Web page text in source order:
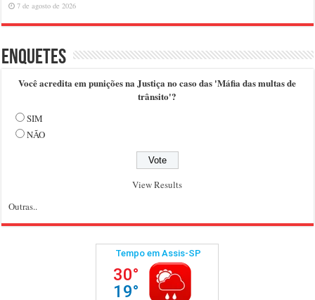
7 de agosto de 2026
Enquetes
Você acredita em punições na Justiça no caso das 'Máfia das multas de
trânsito'?
SIM
NÃO
View Results
Outras..